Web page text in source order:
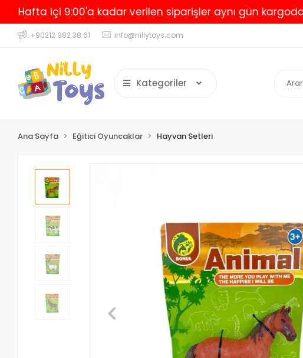
içi 9:00'a kadar verilen siparişler aynı gün kargoda!
+90212 982 38 61 info@nillytoys.com
Kategoriler
Ana Sayfa Eğitici Oyuncaklar Hayvan Setleri